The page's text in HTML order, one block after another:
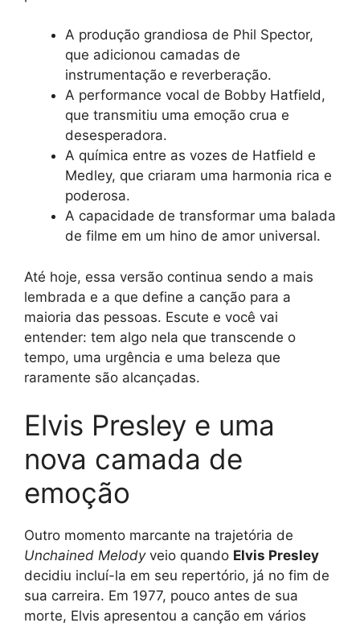
A produção grandiosa de Phil Spector,
que adicionou camadas de
instrumentação e reverberação.
A performance vocal de Bobby Hatfield,
que transmitiu uma emoção crua e
desesperadora.
A química entre as vozes de Hatfield e
Medley, que criaram uma harmonia rica e
poderosa.
A capacidade de transformar uma balada
de filme em um hino de amor universal.
Até hoje, essa versão continua sendo a mais
lembrada e a que define a canção para a
maioria das pessoas. Escute e você vai
entender: tem algo nela que transcende o
tempo, uma urgência e uma beleza que
raramente são alcançadas.
Elvis Presley e uma
nova camada de
emoção
Outro momento marcante na trajetória de
Unchained Melodyveio quando Elvis Presley
decidiu incluí-la em seu repertório, já no fim de
sua carreira. Em 1977, pouco antes de sua
morte, Elvis apresentou a canção em vários